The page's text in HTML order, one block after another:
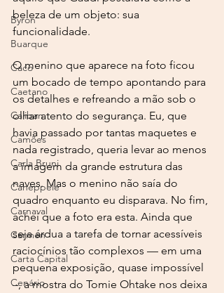
Byron
Buarque
Caco
Caetano
Caliban
Camões
Carla Bruni
Caneppele
Carnaval
Carmen
Carta Capital
Cenário
beleza de um objeto: sua
funcionalidade.
O menino que aparece na foto ficou
um bocado de tempo apontando para
os detalhes e refreando a mão sob o
olhar atento do segurança. Eu, que
havia passado por tantas maquetes e
nada registrado, queria levar ao menos
a imagem da grande estrutura das
naves. Mas o menino não saía do
quadro enquanto eu disparava. No fim,
achei que a foto era esta. Ainda que
seja árdua a tarefa de tornar acessíveis
raciocínios tão complexos — em uma
pequena exposição, quase impossível
–, a mostra do Tomie Ohtake nos deixa